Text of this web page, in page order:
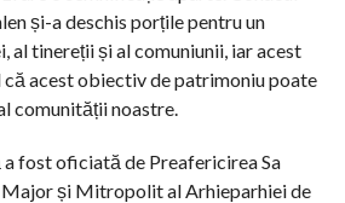
și-a deschis porțile pentru un
al tinereții și al comuniunii, iar acest
acest obiectiv de patrimoniu poate
comunității noastre.
fost oficiată de Preafericirea Sa
și Mitropolit al Arhieparhiei de